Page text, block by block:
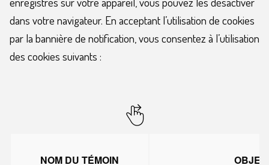
dans votre navigateur. En acceptant l’utilisation de cookies
par la bannière de notification, vous consentez à l’utilisation
des cookies suivants :
NOM DU TÉMOIN